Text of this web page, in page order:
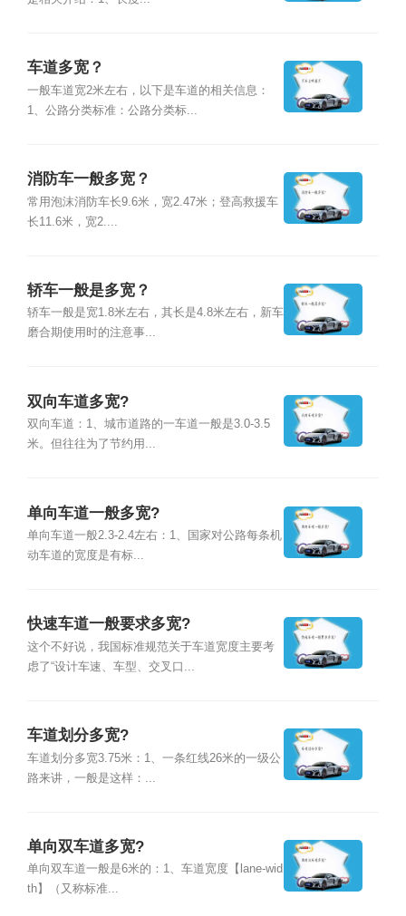
车道多宽？
一般车道宽2米左右，以下是车道的相关信息：
1、公路分类标准：公路分类标...
消防车一般多宽？
常用泡沫消防车长9.6米，宽2.47米；登高救援车
长11.6米，宽2....
轿车一般是多宽？
轿车一般是宽1.8米左右，其长是4.8米左右，新车
磨合期使用时的注意事...
双向车道多宽?
双向车道：1、城市道路的一车道一般是3.0-3.5
米。但往往为了节约用...
单向车道一般多宽?
单向车道一般2.3-2.4左右：1、国家对公路每条机
动车道的宽度是有标...
快速车道一般要求多宽?
这个不好说，我国标准规范关于车道宽度主要考
虑了“设计车速、车型、交叉口...
车道划分多宽?
车道划分多宽3.75米：1、一条红线26米的一级公
路来讲，一般是这样：...
单向双车道多宽?
单向双车道一般是6米的：1、车道宽度【lane-wid
th】（又称标准...